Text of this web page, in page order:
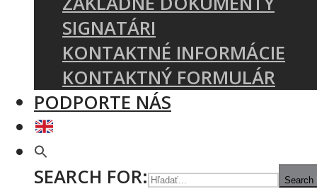
SIGNATÁRI
KONTAKTNÉ INFORMÁCIE
KONTAKTNÝ FORMULÁR
PODPORTE NÁS
SEARCH FOR: Search